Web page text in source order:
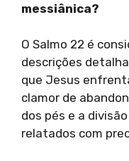
messiânica?
O Salmo 22 é
descrições
que Jesus
clamor de
dos pés e a
relatados com